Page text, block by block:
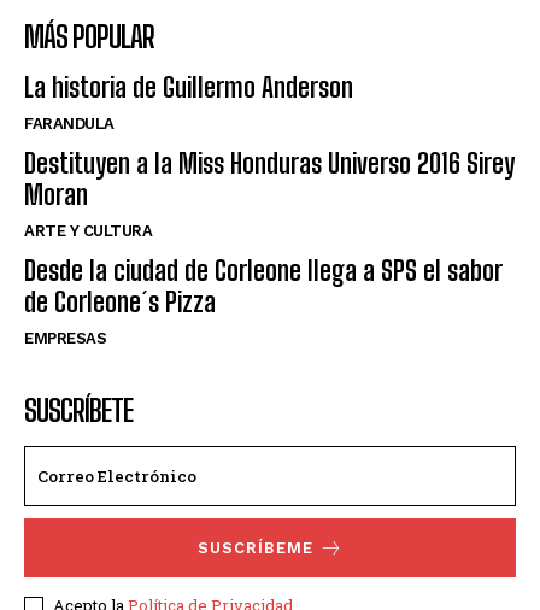
MÁS POPULAR
La historia de Guillermo Anderson
FARANDULA
Destituyen a la Miss Honduras Universo 2016 Sirey
Moran
ARTE Y CULTURA
Desde la ciudad de Corleone llega a SPS el sabor
de Corleone´s Pizza
EMPRESAS
SUSCRÍBETE
SUSCRÍBEME
Acepto la Política de Privacidad